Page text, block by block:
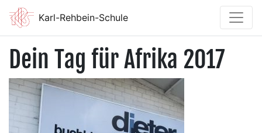
Karl-Rehbein-Schule
Dein Tag für Afrika 2017